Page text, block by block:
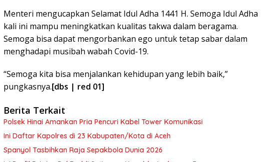
Menteri mengucapkan Selamat Idul Adha 1441 H. Semoga Idul Adha
kali ini mampu meningkatkan kualitas takwa dalam beragama.
Semoga bisa dapat mengorbankan ego untuk tetap sabar dalam
menghadapi musibah wabah Covid-19.
“Semoga kita bisa menjalankan kehidupan yang lebih baik,”
pungkasnya.[dbs | red 01]
Berita Terkait
Polsek Hinai Amankan Pria Pencuri Kabel Tower Komunikasi
Ini Daftar Kapolres di 23 Kabupaten/Kota di Aceh
Spanyol Tasbihkan Raja Sepakbola Dunia 2026